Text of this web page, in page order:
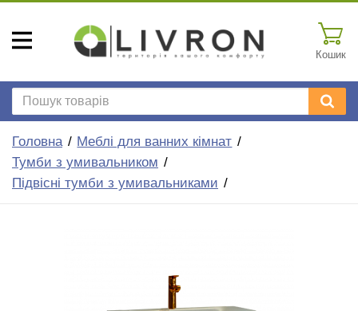
Кошик
Головна
Меблі для ванних кімнат
Тумби з умивальником
Підвісні тумби з умивальниками